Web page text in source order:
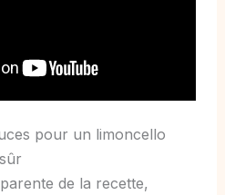
pour un limoncello
de la recette,